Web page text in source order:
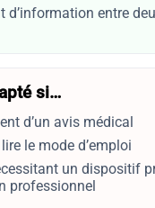
d’information entre
si…
d’un avis médical
le mode d’emploi
un dispositif
professionnel